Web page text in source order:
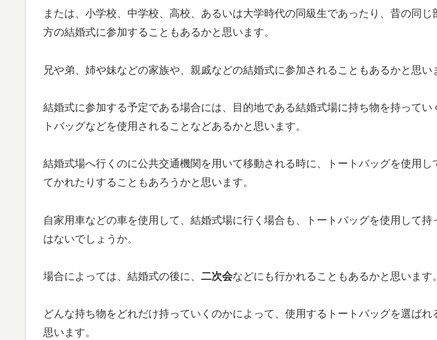
または、小学校、中学校、高校、あるいは大学時代の同級生であったり、昔の同じ
方の結婚式に参加することもあるかと思います。
兄や弟、姉や妹などの家族や、親戚などの結婚式に参加されることもあるかと思い
結婚式に参加する予定である場合には、目的地である結婚式場に持ち物を持ってい
トバッグなどを使用されることなどあるかと思います。
結婚式場へ行くのに公共交通機関を用いて移動される時に、トートバッグを使用し
てかれたりすることもあろうかと思います。
自家用車などの車を使用して、結婚式場に行く場合も、トートバッグを使用して持
はないでしょうか。
場合によっては、結婚式の後に、 二次会などにも行かれることもあるかと思います。
どんな持ち物をどれだけ持っていくのかによって、使用するトートバッグを選ばれ
思います。